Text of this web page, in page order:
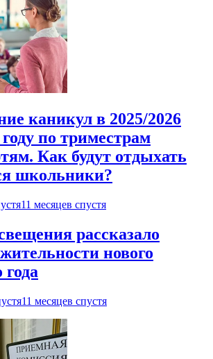
каникул в 2025/2026
по триместрам
Как будут отдыхать
школьники?
11 месяцев спустя
рассказало
нового
года
11 месяцев спустя